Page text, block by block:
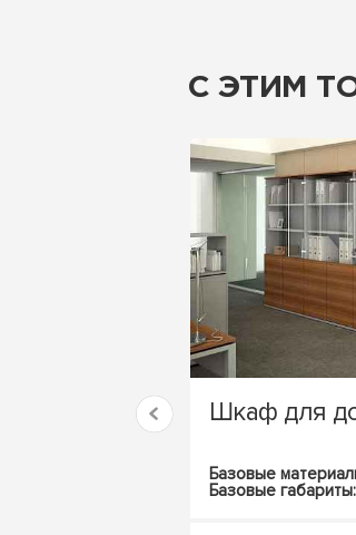
С ЭТИМ
Шкаф для
Базовые
Базовые габариты: